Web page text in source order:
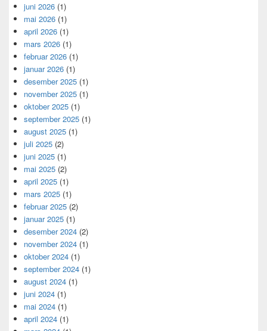
juni 2026 (1)
mai 2026 (1)
april 2026 (1)
mars 2026 (1)
februar 2026 (1)
januar 2026 (1)
desember 2025 (1)
november 2025 (1)
oktober 2025 (1)
september 2025 (1)
august 2025 (1)
juli 2025 (2)
juni 2025 (1)
mai 2025 (2)
april 2025 (1)
mars 2025 (1)
februar 2025 (2)
januar 2025 (1)
desember 2024 (2)
november 2024 (1)
oktober 2024 (1)
september 2024 (1)
august 2024 (1)
juni 2024 (1)
mai 2024 (1)
april 2024 (1)